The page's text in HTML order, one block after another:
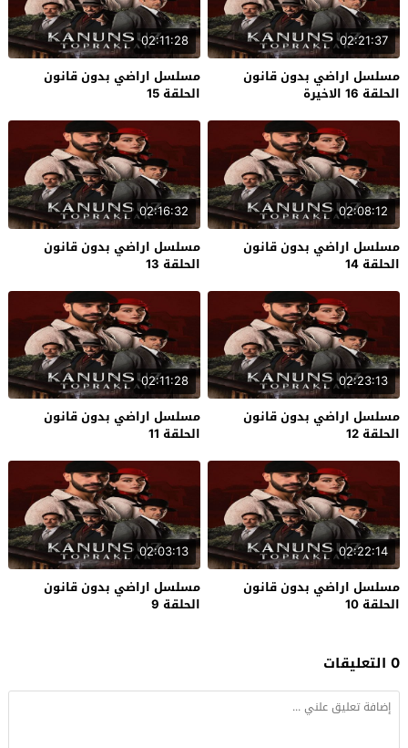
02:21:37
مسلسل اراضي بدون قانون
الحلقة 16 الاخيرة
02:11:28
مسلسل اراضي بدون قانون
الحلقة 15
02:08:12
مسلسل اراضي بدون قانون
الحلقة 14
02:16:32
مسلسل اراضي بدون قانون
الحلقة 13
02:23:13
مسلسل اراضي بدون قانون
الحلقة 12
02:11:28
مسلسل اراضي بدون قانون
الحلقة 11
02:22:14
مسلسل اراضي بدون قانون
الحلقة 10
02:03:13
مسلسل اراضي بدون قانون
الحلقة 9
0 التعليقات